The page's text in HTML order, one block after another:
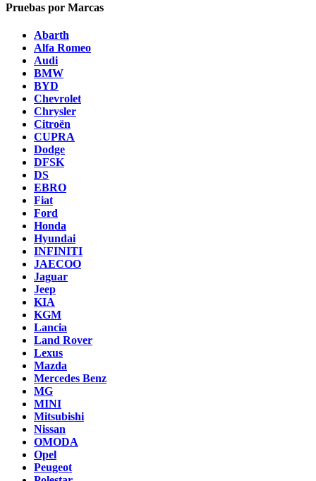
Pruebas por Marcas
Abarth
Alfa Romeo
Audi
BMW
BYD
Chevrolet
Chrysler
Citroën
CUPRA
Dodge
DFSK
DS
EBRO
Fiat
Ford
Honda
Hyundai
INFINITI
JAECOO
Jaguar
Jeep
KIA
KGM
Lancia
Land Rover
Lexus
Mazda
Mercedes Benz
MG
MINI
Mitsubishi
Nissan
OMODA
Opel
Peugeot